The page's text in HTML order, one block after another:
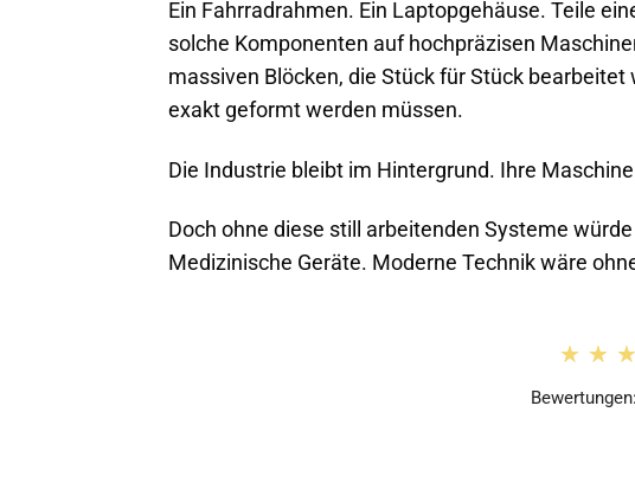
Ein Fahrradrahmen. Ein Laptopgehäuse. Teile
solche Komponenten auf hochpräzisen
massiven Blöcken, die Stück für Stück
exakt geformt werden müssen.
Die Industrie bleibt im Hintergrund. Ihre
Doch ohne diese still arbeitenden Systeme
Medizinische Geräte. Moderne Technik wäre